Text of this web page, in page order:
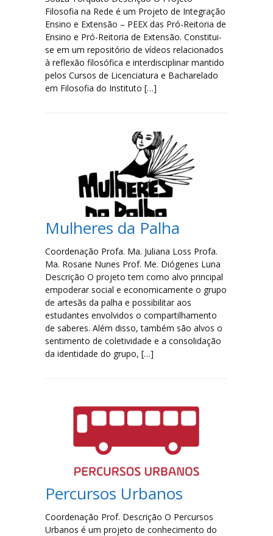
Filosofia na Rede é um Projeto de Integração
Ensino e Extensão – PEEX das Pró-Reitoria de
Ensino e Pró-Reitoria de Extensão. Constitui-
se em um repositório de vídeos relacionados
à reflexão filosófica e interdisciplinar mantido
pelos Cursos de Licenciatura e Bacharelado
em Filosofia do Instituto […]
Mulheres da Palha
Coordenação Profa. Ma. Juliana Loss Profa.
Ma. Rosane Nunes Prof. Me. Diógenes Luna
Descrição O projeto tem como alvo principal
empoderar social e economicamente o grupo
de artesãs da palha e possibilitar aos
estudantes envolvidos o compartilhamento
de saberes. Além disso, também são alvos o
sentimento de coletividade e a consolidação
da identidade do grupo, […]
Percursos Urbanos
Coordenação Prof. Descrição O Percursos
Urbanos é um projeto de conhecimento do